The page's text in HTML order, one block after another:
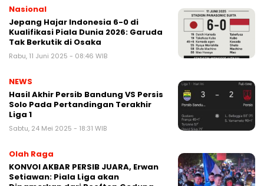
Nasional
Jepang Hajar Indonesia 6-0 di
Kualifikasi Piala Dunia 2026: Garuda
Tak Berkutik di Osaka
Rabu, 11 Juni 2025 - 08:46 WIB
NEWS
Hasil Akhir Persib Bandung VS Persis
Solo Pada Pertandingan Terakhir
Liga 1
Sabtu, 24 Mei 2025 - 18:31 WIB
Olah Raga
KONVOI AKBAR PERSIB JUARA, Erwan
Setiawan: Piala Liga akan